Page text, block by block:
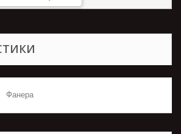
Фанера